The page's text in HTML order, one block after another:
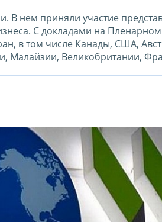
нем приняли участие
С докладами на
в том числе Канады, США,
Малайзии, Великобритании,